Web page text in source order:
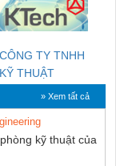
NAM
CÔNG TY TNHH
KỸ THUẬT
KTECH VIỆT
NAM
» Xem tất cả
kỹ thuật của